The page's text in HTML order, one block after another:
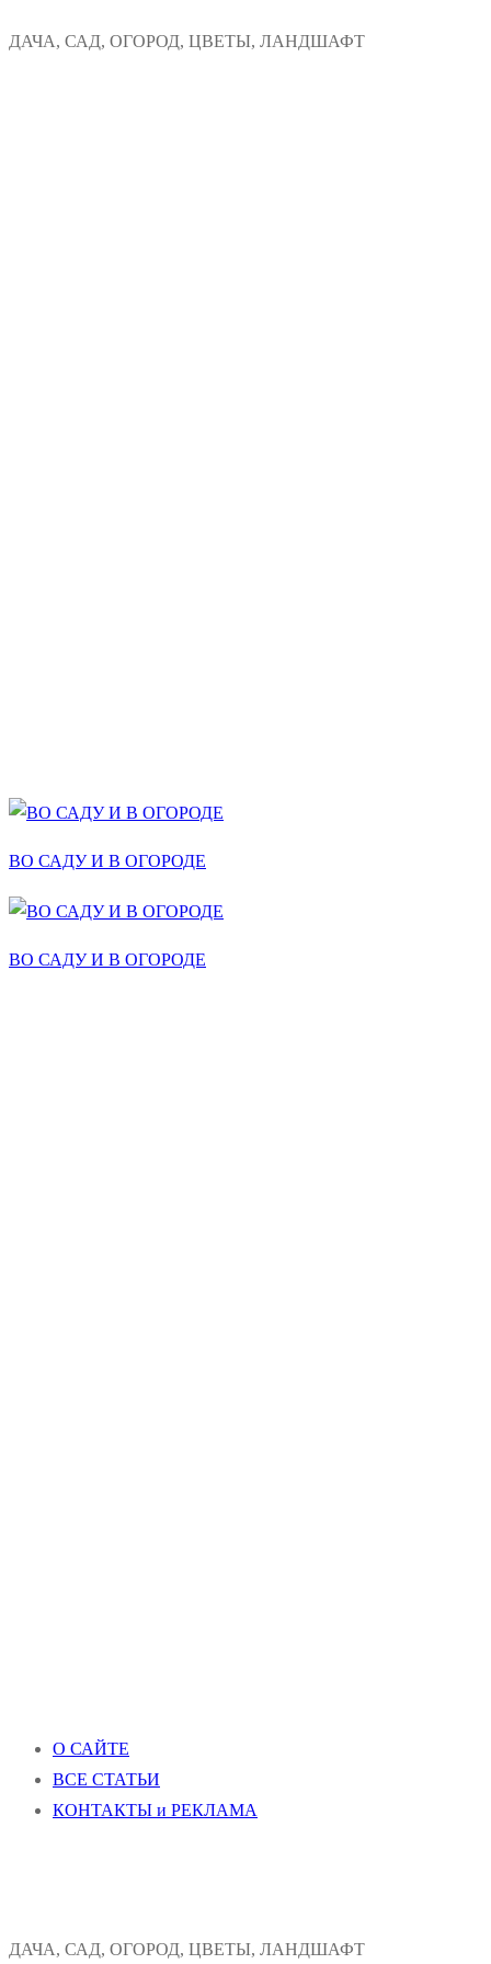
к
ДАЧА, САД, ОГОРОД, ЦВЕТЫ, ЛАНДШАФТ
ВО САДУ И В ОГОРОДЕ
ВО САДУ И В ОГОРОДЕ
О САЙТЕ
ВСЕ СТАТЬИ
КОНТАКТЫ и РЕКЛАМА
ДАЧА, САД, ОГОРОД, ЦВЕТЫ, ЛАНДШАФТ